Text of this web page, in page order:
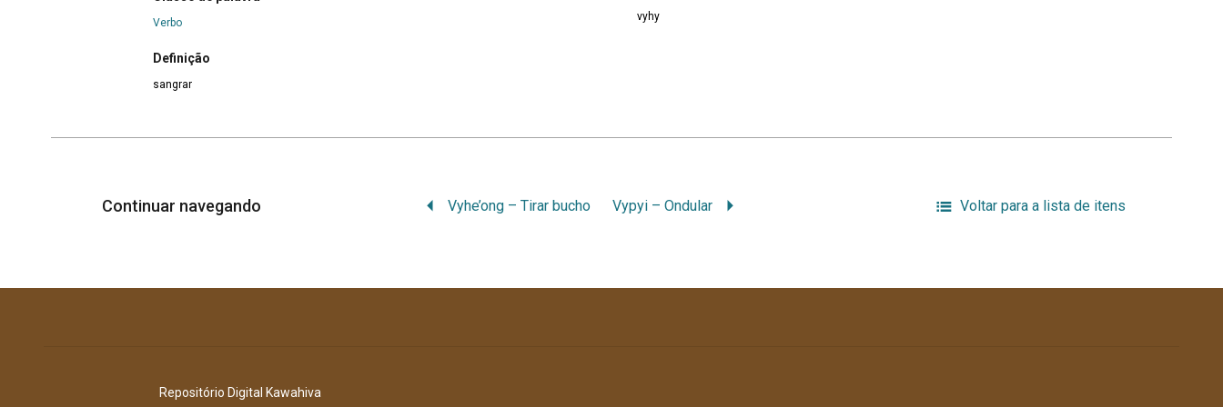
Verbo
Definição
sangrar
vyhy
Continuar navegando Vyhe’ong – Tirar bucho Vypyi – Ondular Voltar para a lista de itens
Repositório Digital Kawahiva